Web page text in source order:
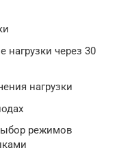
нагрузки через 30
нагрузки
режимов